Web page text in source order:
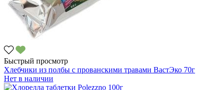
Быстрый просмотр
Хлебчики из полбы с прованскими травами ВастЭко 70г
Нет в наличии